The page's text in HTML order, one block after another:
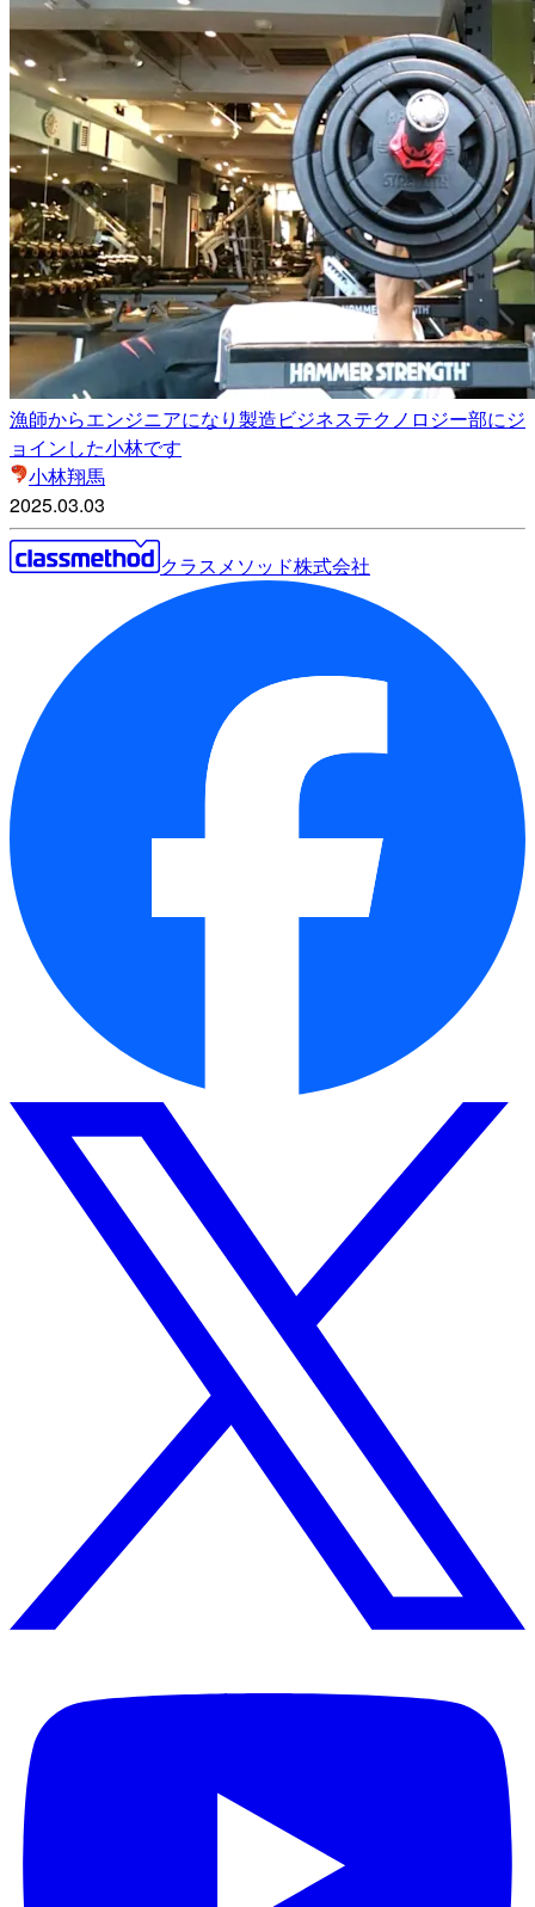
漁師からエンジニアになり製造ビジネステクノロジー部にジ
ョインした小林です
小林翔馬
2025.03.03
クラスメソッド株式会社